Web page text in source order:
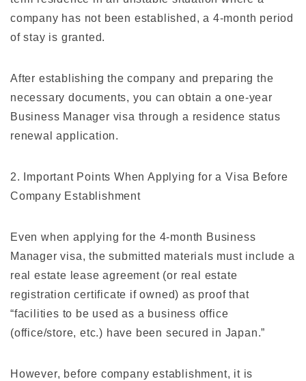
company has not been established, a 4-month period
of stay is granted.
After establishing the company and preparing the
necessary documents, you can obtain a one-year
Business Manager visa through a residence status
renewal application.
2. Important Points When Applying for a Visa Before
Company Establishment
Even when applying for the 4-month Business
Manager visa, the submitted materials must include a
real estate lease agreement (or real estate
registration certificate if owned) as proof that
“facilities to be used as a business office
(office/store, etc.) have been secured in Japan.”
However, before company establishment, it is